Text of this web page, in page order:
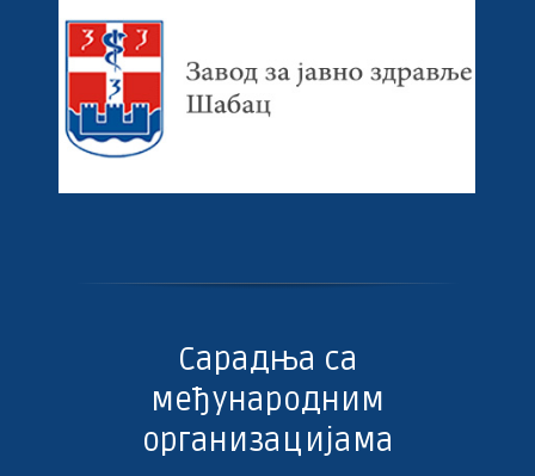
Сарадња са
међународним
организацијама